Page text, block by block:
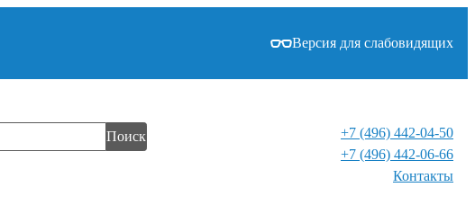
Версия для слабовидящих
Поиск
+7 (496) 442-04-50
+7 (496) 442-06-66
Контакты⁠